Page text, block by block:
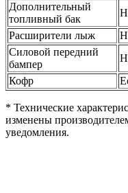
Дополнительный
топливный бак
Расширители лыж
Силовой передний
бампер
Кофр
* Технические
изменены
уведомления.